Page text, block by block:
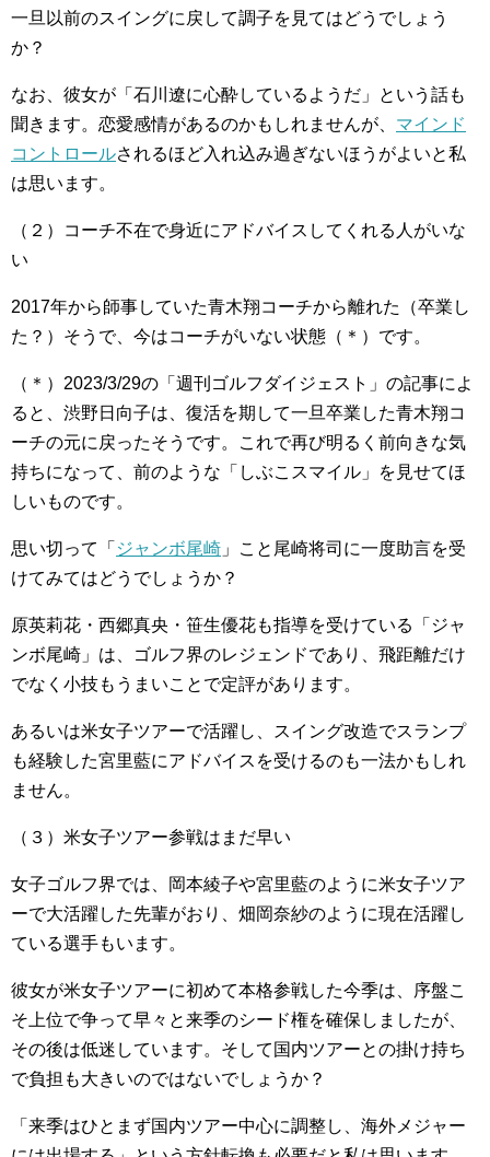
一旦以前のスイングに戻して調子を見てはどうでしょう
か？
なお、彼女が「石川遼に心酔しているようだ」という話も
聞きます。恋愛感情があるのかもしれませんが、 マインド
コントロールされるほど入れ込み過ぎないほうがよいと私
は思います。
（２）コーチ不在で身近にアドバイスしてくれる人がいな
い
2017年から師事していた青木翔コーチから離れた（卒業し
た？）そうで、今はコーチがいない状態（＊）です。
（＊）2023/3/29の「週刊ゴルフダイジェスト」の記事によ
ると、渋野日向子は、復活を期して一旦卒業した青木翔コ
ーチの元に戻ったそうです。これで再び明るく前向きな気
持ちになって、前のような「しぶこスマイル」を見せてほ
しいものです。
思い切って「 ジャンボ尾崎 」こと尾崎将司に一度助言を受
けてみてはどうでしょうか？
原英莉花・西郷真央・笹生優花も指導を受けている「ジャ
ンボ尾崎」は、ゴルフ界のレジェンドであり、飛距離だけ
でなく小技もうまいことで定評があります。
あるいは米女子ツアーで活躍し、スイング改造でスランプ
も経験した宮里藍にアドバイスを受けるのも一法かもしれ
ません。
（３）米女子ツアー参戦はまだ早い
女子ゴルフ界では、岡本綾子や宮里藍のように米女子ツア
ーで大活躍した先輩がおり、畑岡奈紗のように現在活躍し
ている選手もいます。
彼女が米女子ツアーに初めて本格参戦した今季は、序盤こ
そ上位で争って早々と来季のシード権を確保しましたが、
その後は低迷しています。そして国内ツアーとの掛け持ち
で負担も大きいのではないでしょうか？
「来季はひとまず国内ツアー中心に調整し、海外メジャー